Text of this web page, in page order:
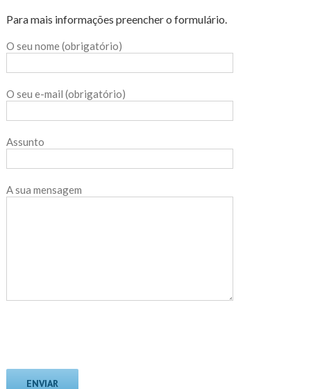
Para mais informações preencher o formulário.
O seu nome (obrigatório)
O seu e-mail (obrigatório)
Assunto
A sua mensagem